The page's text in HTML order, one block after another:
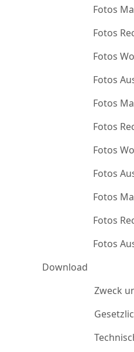
Fotos
Fotos
Fotos
Fotos
Fotos
Fotos
Fotos
Fotos
Fotos
Fotos
Fotos
Download
Zweck